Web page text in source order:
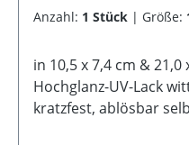
Anzahl: 1 Stück | Größe:
in 10,5 x 7,4 cm &
Hochglanz-UV-Lack
kratzfest, ablösbar